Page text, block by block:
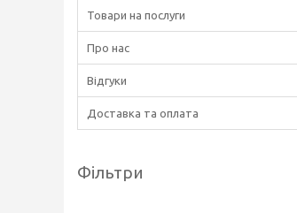
Товари на послуги
Про нас
Відгуки
Доставка та оплата
Фільтри